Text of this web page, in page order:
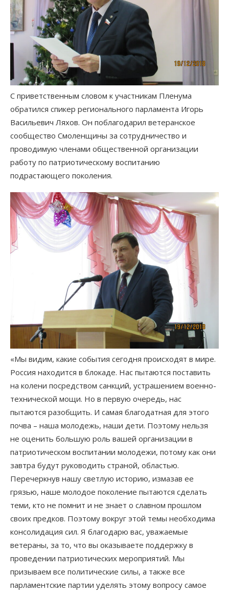
С приветственным словом к участникам Пленума
обратился спикер регионального парламента Игорь
Васильевич Ляхов. Он поблагодарил ветеранское
сообщество Смоленщины за сотрудничество и
проводимую членами общественной организации
работу по патриотическому воспитанию
подрастающего поколения.
«Мы видим, какие события сегодня происходят в мире.
Россия находится в блокаде. Нас пытаются поставить
на колени посредством санкций, устрашением военно-
технической мощи. Но в первую очередь, нас
пытаются разобщить. И самая благодатная для этого
почва – наша молодежь, наши дети. Поэтому нельзя
не оценить большую роль вашей организации в
патриотическом воспитании молодежи, потому как они
завтра будут руководить страной, областью.
Перечеркнув нашу светлую историю, измазав ее
грязью, наше молодое поколение пытаются сделать
теми, кто не помнит и не знает о славном прошлом
своих предков. Поэтому вокруг этой темы необходима
консолидация сил. Я благодарю вас, уважаемые
ветераны, за то, что вы оказываете поддержку в
проведении патриотических мероприятий. Мы
призываем все политические силы, а также все
парламентские партии уделять этому вопросу самое